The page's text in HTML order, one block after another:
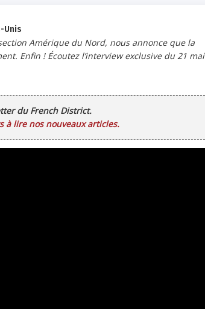
Unis
Amérique du Nord, nous annonce que la
Enfin ! Écoutez l’interview exclusive du 21 mai
du French District.
à lire nos nouveaux articles.